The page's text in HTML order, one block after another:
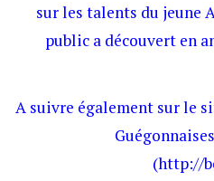
sur les talents du jeune
public a découvert en
A suivre également sur le
(http://